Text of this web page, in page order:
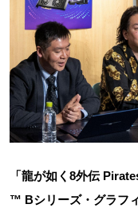
「龍が如く8外伝
™ Bシリーズ・グラフ